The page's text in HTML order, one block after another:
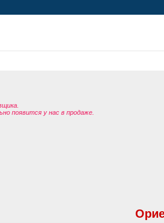
появится у нас в продаже.